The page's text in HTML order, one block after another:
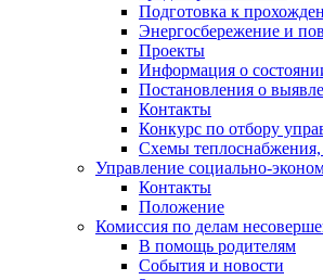
Подготовка к
Энергосбережение и
Проекты
Информация о
Постановления о
Контакты
Конкурс по отбору
Схемы
Управление социально-
Контакты
Положение
Комиссия по делам
В помощь родителям
События и новости